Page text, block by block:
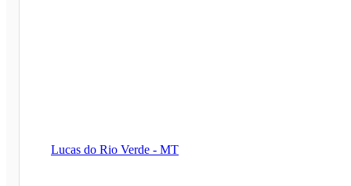
Lucas do Rio Verde - MT